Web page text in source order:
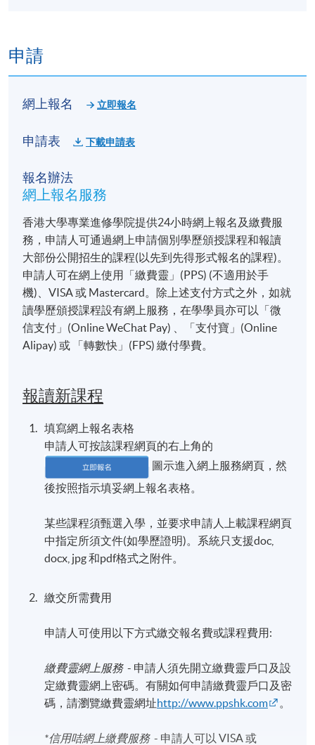
申請
網上報名 立即報名
申請表 下載申請表
報名辦法
網上報名服務
香港大學專業進修學院提供24小時網上報名及繳費服
務，申請人可通過網上申請個別學歷頒授課程和報讀
大部份公開招生的課程(以先到先得形式報名的課程)。
申請人可在網上使用「繳費靈」(PPS) (不適用於手
機)、VISA 或 Mastercard。除上述支付方式之外，如就
讀學歷頒授課程設有網上服務，在學學員亦可以「微
信支付」(Online WeChat Pay) 、「支付寶」(Online
Alipay) 或 「轉數快」(FPS) 繳付學費。
報讀新課程
填寫網上報名表格
申請人可按該課程網頁的右上角的
圖示進入網上服務網頁，然
後按照指示填妥網上報名表格。
某些課程須甄選入學，並要求申請人上載課程網頁
中指定所須文件(如學歷證明)。系統只支援doc,
docx, jpg 和pdf格式之附件。
繳交所需費用
申請人可使用以下方式繳交報名費或課程費用:
繳費靈網上服務- 申請人須先開立繳費靈戶口及設
定繳費靈網上密碼。有關如何申請繳費靈戶口及密
碼，請瀏覽繳費靈網址http://www.ppshk.com 。
*信用咭網上繳費服務- 申請人可以 VISA 或